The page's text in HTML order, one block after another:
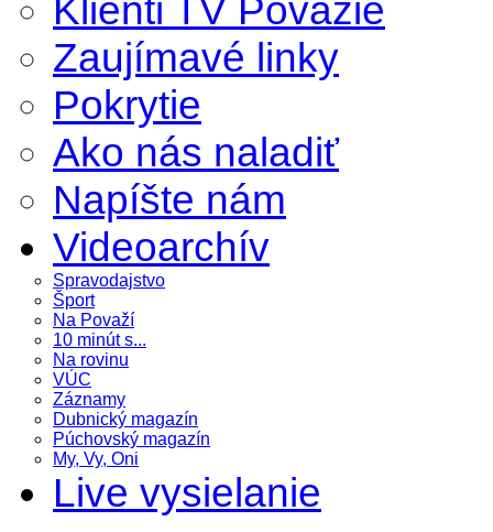
Klienti TV Považie
Zaujímavé linky
Pokrytie
Ako nás naladiť
Napíšte nám
Videoarchív
Spravodajstvo
Šport
Na Považí
10 minút s...
Na rovinu
VÚC
Záznamy
Dubnický magazín
Púchovský magazín
My, Vy, Oni
Live vysielanie